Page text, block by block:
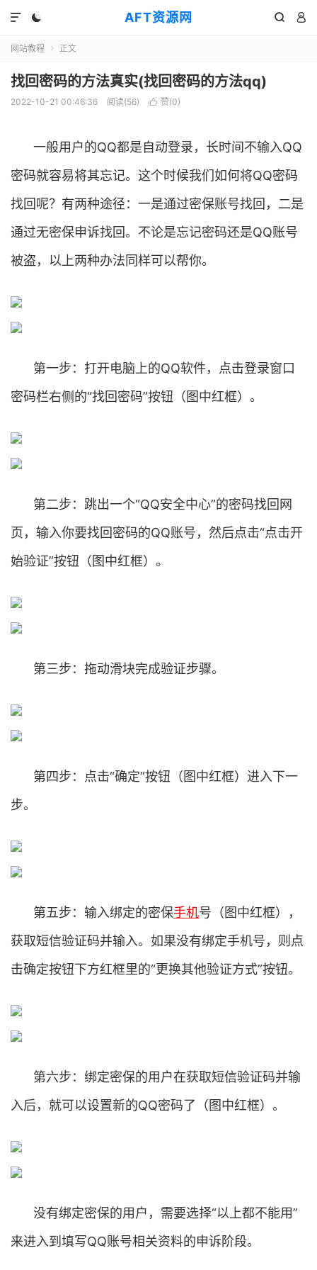
AFT资源网
  

网站教程  正文
找回密码的方法真实(找回密码的方法qq)
2022-10-21 00:46:36 阅读(56)  赞(0)
一般用户的QQ都是自动登录，长时间不输入QQ
密码就容易将其忘记。这个时候我们如何将QQ密码
找回呢？有两种途径：一是通过密保账号找回，二是
通过无密保申诉找回。不论是忘记密码还是QQ账号
被盗，以上两种办法同样可以帮你。
第一步：打开电脑上的QQ软件，点击登录窗口
密码栏右侧的“找回密码”按钮（图中红框）。
第二步：跳出一个“QQ安全中心”的密码找回网
页，输入你要找回密码的QQ账号，然后点击“点击开
始验证”按钮（图中红框）。
第三步：拖动滑块完成验证步骤。
第四步：点击“确定”按钮（图中红框）进入下一
步。
第五步：输入绑定的密保手机号（图中红框），
获取短信验证码并输入。如果没有绑定手机号，则点
击确定按钮下方红框里的“更换其他验证方式”按钮。
第六步：绑定密保的用户在获取短信验证码并输
入后，就可以设置新的QQ密码了（图中红框）。
没有绑定密保的用户，需要选择“以上都不能用”
来进入到填写QQ账号相关资料的申诉阶段。